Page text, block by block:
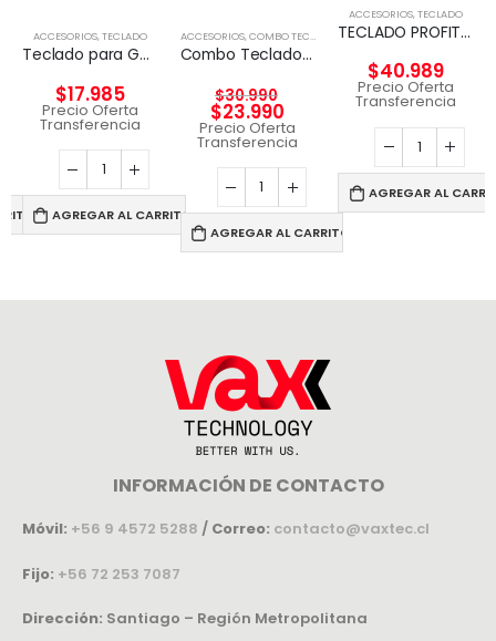
ACCESORIOS,TECLADO
Teclado para Gaming Xtech XTK-520S – Tri-color
$17.985
Precio Oferta
Transferencia
AGREGAR AL CARRITO
ACCESORIOS,COMBO TECLADO Y MOUSE
Combo Teclado y Mouse RGB 3DFX KIT GAMER 4en1
$30.990
$23.990
Precio Oferta
Transferencia
AGREGAR AL CARRITO
ACCESORIOS,TECLADO
TECLADO PROFIT ERGO KENSIGTON
$40.989
Precio Oferta
Transferencia
AGREGAR AL
INFORMACIÓN DE CONTACTO
Móvil: +56 9 4572 5288 / Correo: contacto@vaxtec.cl
Fijo: +56 72 253 7087
Dirección: Santiago – Región Metropolitana